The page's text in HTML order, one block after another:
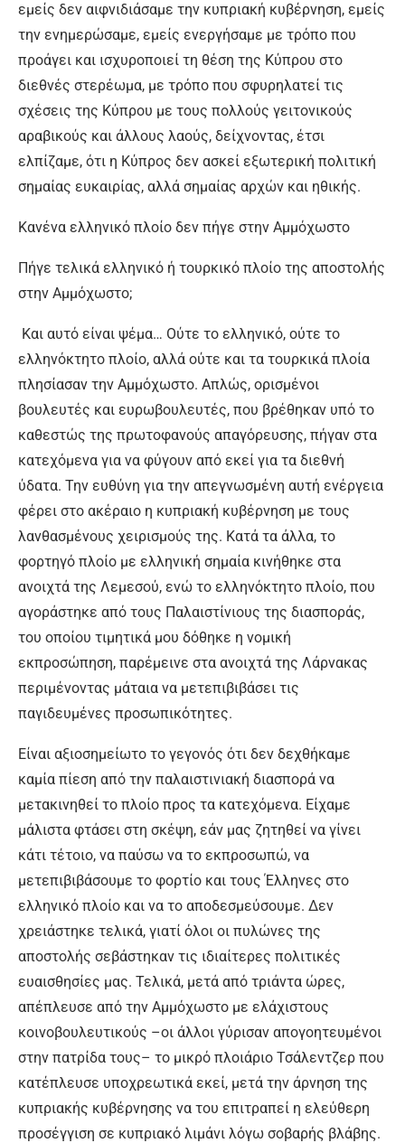
εμείς δεν αιφνιδιάσαμε την κυπριακή κυβέρνηση, εμείς
την ενημερώσαμε, εμείς ενεργήσαμε με τρόπο που
προάγει και ισχυροποιεί τη θέση της Κύπρου στο
διεθνές στερέωμα, με τρόπο που σφυρηλατεί τις
σχέσεις της Κύπρου με τους πολλούς γειτονικούς
αραβικούς και άλλους λαούς, δείχνοντας, έτσι
ελπίζαμε, ότι η Κύπρος δεν ασκεί εξωτερική πολιτική
σημαίας ευκαιρίας, αλλά σημαίας αρχών και ηθικής.
Κανένα ελληνικό πλοίο δεν πήγε στην Αμμόχωστο
Πήγε τελικά ελληνικό ή τουρκικό πλοίο της αποστολής
στην Αμμόχωστο;
Και αυτό είναι ψέμα… Ούτε το ελληνικό, ούτε το
ελληνόκτητο πλοίο, αλλά ούτε και τα τουρκικά πλοία
πλησίασαν την Αμμόχωστο. Απλώς, ορισμένοι
βουλευτές και ευρωβουλευτές, που βρέθηκαν υπό το
καθεστώς της πρωτοφανούς απαγόρευσης, πήγαν στα
κατεχόμενα για να φύγουν από εκεί για τα διεθνή
ύδατα. Την ευθύνη για την απεγνωσμένη αυτή ενέργεια
φέρει στο ακέραιο η κυπριακή κυβέρνηση με τους
λανθασμένους χειρισμούς της. Κατά τα άλλα, το
φορτηγό πλοίο με ελληνική σημαία κινήθηκε στα
ανοιχτά της Λεμεσού, ενώ το ελληνόκτητο πλοίο, που
αγοράστηκε από τους Παλαιστίνιους της διασποράς,
του οποίου τιμητικά μου δόθηκε η νομική
εκπροσώπηση, παρέμεινε στα ανοιχτά της Λάρνακας
περιμένοντας μάταια να μετεπιβιβάσει τις
παγιδευμένες προσωπικότητες.
Είναι αξιοσημείωτο το γεγονός ότι δεν δεχθήκαμε
καμία πίεση από την παλαιστινιακή διασπορά να
μετακινηθεί το πλοίο προς τα κατεχόμενα. Είχαμε
μάλιστα φτάσει στη σκέψη, εάν μας ζητηθεί να γίνει
κάτι τέτοιο, να παύσω να το εκπροσωπώ, να
μετεπιβιβάσουμε το φορτίο και τους Έλληνες στο
ελληνικό πλοίο και να το αποδεσμεύσουμε. Δεν
χρειάστηκε τελικά, γιατί όλοι οι πυλώνες της
αποστολής σεβάστηκαν τις ιδιαίτερες πολιτικές
ευαισθησίες μας. Τελικά, μετά από τριάντα ώρες,
απέπλευσε από την Αμμόχωστο με ελάχιστους
κοινοβουλευτικούς –οι άλλοι γύρισαν απογοητευμένοι
στην πατρίδα τους– το μικρό πλοιάριο Τσάλεντζερ που
κατέπλευσε υποχρεωτικά εκεί, μετά την άρνηση της
κυπριακής κυβέρνησης να του επιτραπεί η ελεύθερη
προσέγγιση σε κυπριακό λιμάνι λόγω σοβαρής βλάβης.